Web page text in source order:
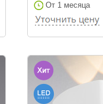
От 1 месяца